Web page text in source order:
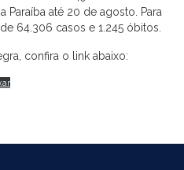
Paraíba até 20 de agosto. Para
64.306 casos e 1.245 óbitos.
confira o link abaixo: